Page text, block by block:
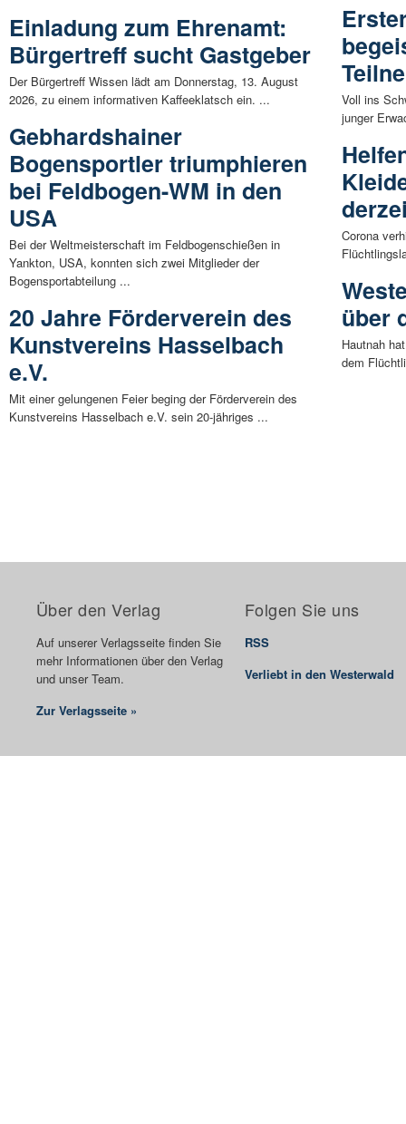
Einladung zum Ehrenamt:
Bürgertreff sucht Gastgeber
Der Bürgertreff Wissen lädt am Donnerstag, 13. August
2026, zu einem informativen Kaffeeklatsch ein. ...
Gebhardshainer
Bogensportler triumphieren
bei Feldbogen-WM in den
USA
Bei der Weltmeisterschaft im Feldbogenschießen in
Yankton, USA, konnten sich zwei Mitglieder der
Bogensportabteilung ...
20 Jahre Förderverein des
Kunstvereins Hasselbach
e.V.
Mit einer gelungenen Feier beging der Förderverein des
Kunstvereins Hasselbach e.V. sein 20-jähriges ...
Voll ins
junger
Corona
über
Hautnah
dem
Über den Verlag
Auf unserer Verlagsseite finden Sie
mehr Informationen über den Verlag
und unser Team.
Zur Verlagsseite »
Folgen Sie uns
RSS
Verliebt in den Westerwald